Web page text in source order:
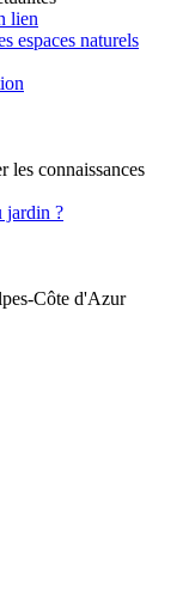
lien
espaces naturels
les connaissances
jardin ?
Côte d'Azur